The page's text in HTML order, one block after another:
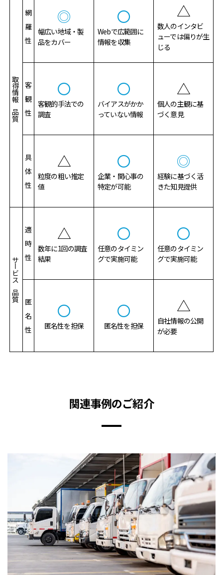
取得情報の品質
網
羅
性
◎
幅広い地域・製
品をカバー
〇
Webで広範囲に
情報を収集
△
数人のインタビ
ューでは偏りが生
じる
客
観
性
〇
客観的手法での
調査
〇
バイアスがかか
っていない情報
△
個人の主観に基
づく意見
具
体
性
△
粒度の粗い推定
値
〇
企業・関心事の
特定が可能
◎
経験に基づく活
きた知見提供
サービスの品質
適
時
性
△
数年に1回の調査
結果
〇
任意のタイミン
グで実施可能
〇
任意のタイミン
グで実施可能
匿
名
性
〇
匿名性を担保
〇
匿名性を担保
△
自社情報の公開
が必要
関連事例のご紹介